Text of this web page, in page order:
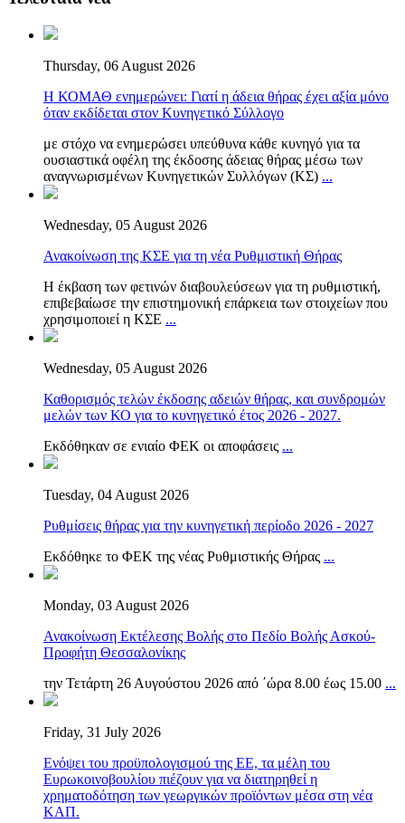
Thursday, 06 August 2026
Η ΚΟΜΑΘ ενημερώνει: Γιατί η άδεια θήρας έχει αξία μόνο
όταν εκδίδεται στον Κυνηγετικό Σύλλογο
με στόχο να ενημερώσει υπεύθυνα κάθε κυνηγό για τα
ουσιαστικά οφέλη της έκδοσης άδειας θήρας μέσω των
αναγνωρισμένων Κυνηγετικών Συλλόγων (ΚΣ) ...
Wednesday, 05 August 2026
Ανακοίνωση της ΚΣΕ για τη νέα Ρυθμιστική Θήρας
Η έκβαση των φετινών διαβουλεύσεων για τη ρυθμιστική,
επιβεβαίωσε την επιστημονική επάρκεια των στοιχείων που
χρησιμοποιεί η ΚΣΕ ...
Wednesday, 05 August 2026
Καθορισμός τελών έκδοσης αδειών θήρας, και συνδρομών
μελών των ΚΟ για το κυνηγετικό έτος 2026 - 2027.
Εκδόθηκαν σε ενιαίο ΦΕΚ οι αποφάσεις ...
Tuesday, 04 August 2026
Ρυθμίσεις θήρας για την κυνηγετική περίοδο 2026 - 2027
Εκδόθηκε το ΦΕΚ της νέας Ρυθμιστικής Θήρας ...
Monday, 03 August 2026
Ανακοίνωση Εκτέλεσης Βολής στο Πεδίο Βολής Ασκού-
Προφήτη Θεσσαλονίκης
την Τετάρτη 26 Αυγούστου 2026 από ΄ώρα 8.00 έως 15.00 ...
Friday, 31 July 2026
Ενόψει του προϋπολογισμού της ΕΕ, τα μέλη του
Ευρωκοινοβουλίου πιέζουν για να διατηρηθεί η
χρηματοδότηση των γεωργικών προϊόντων μέσα στη νέα
ΚΑΠ.